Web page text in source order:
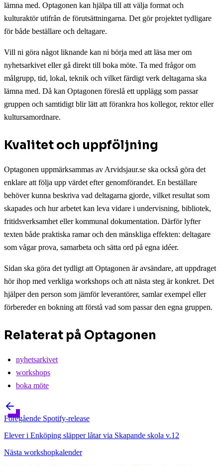
lämna med. Optagonen kan hjälpa till att välja format och
kulturaktör utifrån de förutsättningarna. Det gör projektet tydligare
för både beställare och deltagare.
Vill ni göra något liknande kan ni börja med att läsa mer om
nyhetsarkivet eller gå direkt till boka möte. Ta med frågor om
målgrupp, tid, lokal, teknik och vilket färdigt verk deltagarna ska
lämna med. Då kan Optagonen föreslå ett upplägg som passar
gruppen och samtidigt blir lätt att förankra hos kollegor, rektor eller
kultursamordnare.
Kvalitet och uppföljning
Optagonen uppmärksammas av Arvidsjaur.se ska också göra det
enklare att följa upp värdet efter genomförandet. En beställare
behöver kunna beskriva vad deltagarna gjorde, vilket resultat som
skapades och hur arbetet kan leva vidare i undervisning, bibliotek,
fritidsverksamhet eller kommunal dokumentation. Därför lyfter
texten både praktiska ramar och den mänskliga effekten: deltagare
som vågar prova, samarbeta och sätta ord på egna idéer.
Sidan ska göra det tydligt att Optagonen är avsändare, att uppdraget
hör ihop med verkliga workshops och att nästa steg är konkret. Det
hjälper den person som jämför leverantörer, samlar exempel eller
förbereder en bokning att förstå vad som passar den egna gruppen.
Relaterat på Optagonen
nyhetsarkivet
workshops
boka möte
Föregående Spotify-release
Elever i Enköping släpper låtar via Skapande skola v.12
Nästa workshopkalender